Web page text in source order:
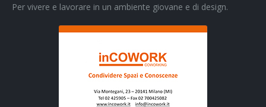
Per vivere e lavorare in un ambiente giovane e di design.